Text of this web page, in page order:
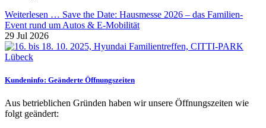
Weiterlesen … Save the Date: Hausmesse 2026 – das Familien-
Event rund um Autos & E-Mobilität
29 Jul 2026
Kundeninfo: Geänderte Öffnungszeiten
Aus betrieblichen Gründen haben wir unsere Öffnungszeiten wie
folgt geändert: